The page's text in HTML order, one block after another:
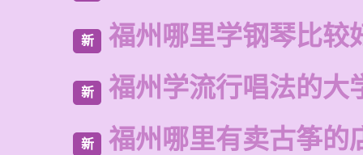
新 福州哪里学钢琴比较
新 福州学流行唱法的大
新 福州哪里有卖古筝的